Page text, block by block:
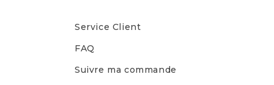
Service Client
FAQ
Suivre ma commande